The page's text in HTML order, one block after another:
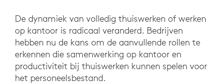
De dynamiek van volledig thuiswerken of werken
op kantoor is radicaal veranderd. Bedrijven
hebben nu de kans om de aanvullende rollen te
erkennen die samenwerking op kantoor en
productiviteit bij thuiswerken kunnen spelen voor
het personeelsbestand.